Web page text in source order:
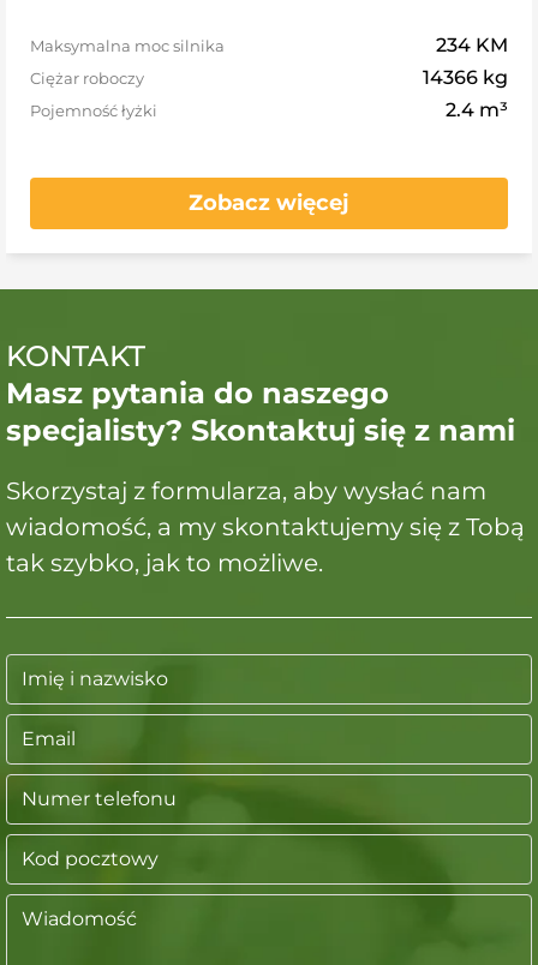
Maksymalna moc silnika 234 KM
Ciężar roboczy 14366 kg
Pojemność łyżki 2.4 m³
Zobacz więcej
KONTAKT
Masz pytania do naszego
specjalisty? Skontaktuj się z nami
Skorzystaj z formularza, aby wysłać nam
wiadomość, a my skontaktujemy się z Tobą
tak szybko, jak to możliwe.